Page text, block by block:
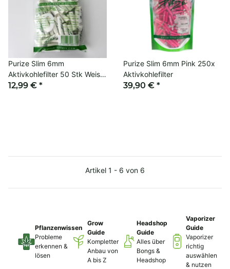
Purize Slim 6mm
Aktivkohlefilter 50 Stk Weiss
Filter Zigaretten
12,99 € *
Purize Slim 6mm Pink 250x
Aktivkohlefilter
39,90 € *
Artikel 1 - 6 von 6
Pflanzenwissen
Probleme
erkennen &
lösen
Grow
Guide
Kompletter
Anbau von
A bis Z
Headshop
Guide
Alles über
Bongs &
Headshop
Vaporizer
Guide
Vaporizer
richtig
auswählen
& nutzen